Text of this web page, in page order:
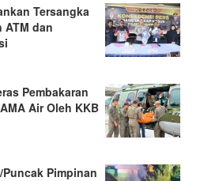
Tersangka
ATM dan
Pembakaran
Air Oleh KKB
Pimpinan